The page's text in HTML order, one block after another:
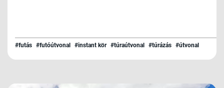
#futás #futóútvonal #instant kör #túraútvonal #túrázás #útvonal